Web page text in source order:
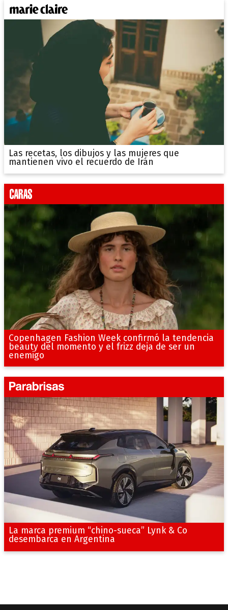
Las recetas, los dibujos y las mujeres que
mantienen vivo el recuerdo de Irán
Copenhagen Fashion Week confirmó la tendencia
beauty del momento y el frizz deja de ser un
enemigo
La marca premium “chino-sueca” Lynk & Co
desembarca en Argentina